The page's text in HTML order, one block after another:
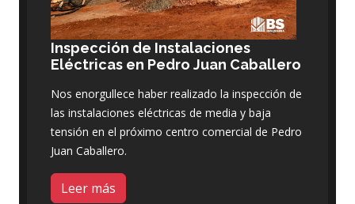
Inspección de Instalaciones
Eléctricas en Pedro Juan Caballero
Nos enorgullece haber realizado la inspección de
las instalaciones eléctricas de media y baja
tensión en el próximo centro comercial de Pedro
Juan Caballero.
Leer más